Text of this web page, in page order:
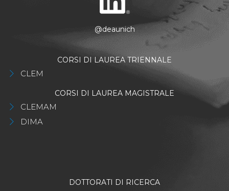
@deaunich
CORSI DI LAUREA TRIENNALE
CLEM
CORSI DI LAUREA MAGISTRALE
CLEMAM
DIMA
DOTTORATI DI RICERCA